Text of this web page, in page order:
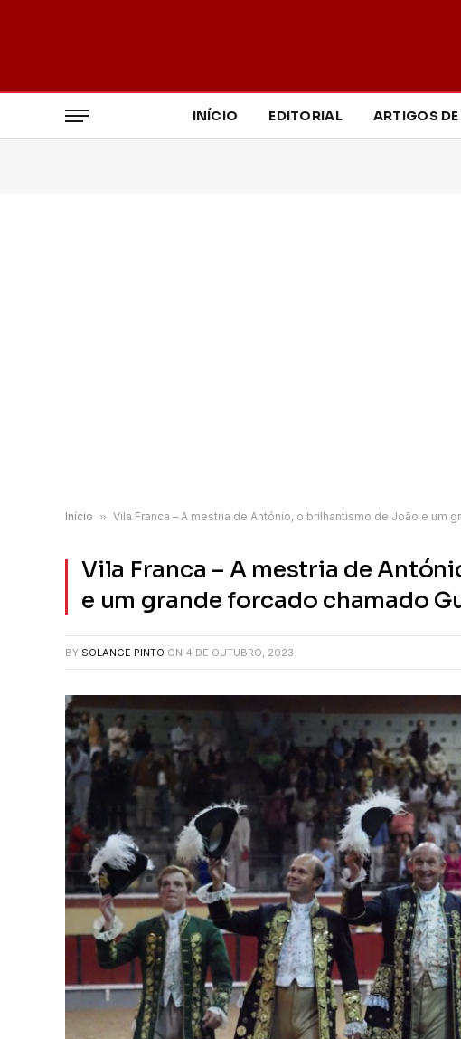
INÍCIO EDITORIAL ARTIGOS
Início » Vila Franca – A mestria de António, o brilhantismo de João e um
Vila Franca – A mestria de
e um grande forcado chamado
BY SOLANGE PINTO ON 4 DE OUTUBRO, 2023